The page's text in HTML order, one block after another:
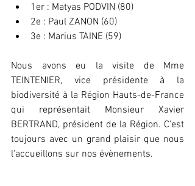
1er : Matyas PODVIN (80)
2e : Paul ZANON (60)
3e : Marius TAINE (59)
Nous avons eu la visite de Mme
TEINTENIER, vice présidente à la
biodiversité à la Région Hauts-de-France
qui représentait Monsieur Xavier
BERTRAND, président de la Région. C'est
toujours avec un grand plaisir que nous
l'accueillons sur nos évènements.